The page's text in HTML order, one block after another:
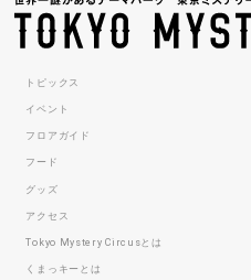
トピックス
イベント
フロアガイド
フード
グッズ
アクセス
Tokyo Mystery Circusとは
くまっキーとは